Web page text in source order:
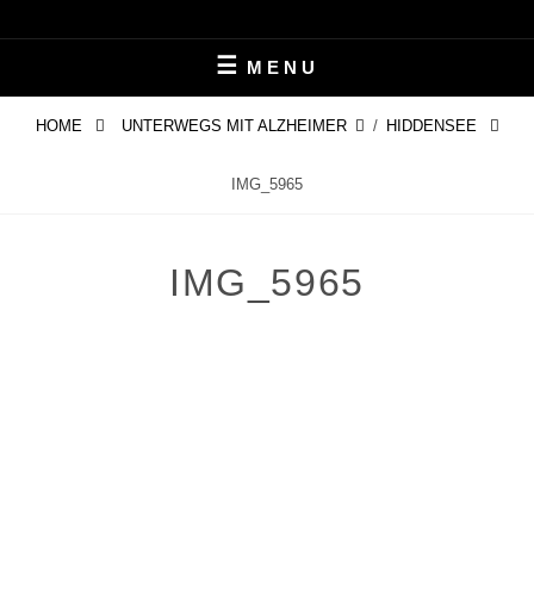
to
PERIFAIR
MENU
HOME UNTERWEGS MIT ALZHEIMER / HIDDENSEE
IMG_5965
IMG_5965